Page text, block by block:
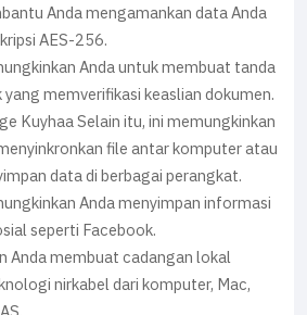
Anda mengamankan data Anda
AES-256.
Anda untuk membuat tanda
memverifikasi keaslian dokumen.
Kuyhaa Selain itu, ini memungkinkan
file antar komputer atau
data di berbagai perangkat.
Anda menyimpan informasi
seperti Facebook.
Anda membuat cadangan lokal
nirkabel dari komputer, Mac,